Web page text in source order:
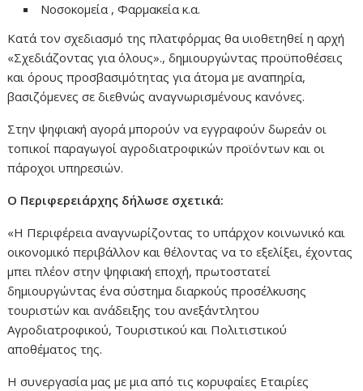
Νοσοκομεία , Φαρμακεία κ.α.
Κατά τον σχεδιασμό της πλατφόρμας θα υιοθετηθεί η αρχή
«Σχεδιάζοντας για όλους»., δημιουργώντας προϋποθέσεις
και όρους προσβασιμότητας για άτομα με αναπηρία,
βασιζόμενες σε διεθνώς αναγνωρισμένους κανόνες.
Στην ψηφιακή αγορά μπορούν να εγγραφούν δωρεάν οι
τοπικοί παραγωγοί αγροδιατροφικών προϊόντων και οι
πάροχοι υπηρεσιών.
Ο Περιφερειάρχης δήλωσε σχετικά:
«Η Περιφέρεια αναγνωρίζοντας το υπάρχον κοινωνικό και
οικονομικό περιβάλλον και θέλοντας να το εξελίξει, έχοντας
μπει πλέον στην ψηφιακή εποχή, πρωτοστατεί
δημιουργώντας ένα σύστημα διαρκούς προσέλκυσης
τουριστών και ανάδειξης του ανεξάντλητου
Αγροδιατροφικού, Τουριστικού και Πολιτιστικού
αποθέματος της.
Η συνεργασία μας με μια από τις κορυφαίες Εταιρίες